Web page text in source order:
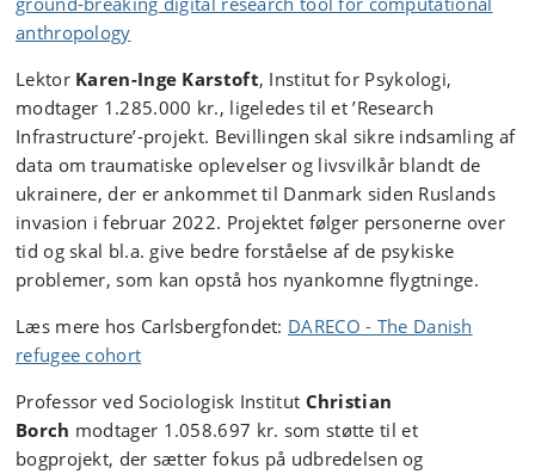
anthropology
Lektor Karen-Inge Karstoft, Institut for Psykologi,
modtager 1.285.000 kr., ligeledes til et ’Research
Infrastructure’-projekt. Bevillingen skal sikre indsamling af
data om traumatiske oplevelser og livsvilkår blandt de
ukrainere, der er ankommet til Danmark siden Ruslands
invasion i februar 2022. Projektet følger personerne over
tid og skal bl.a. give bedre forståelse af de psykiske
problemer, som kan opstå hos nyankomne flygtninge.
Læs mere hos Carlsbergfondet: DARECO - The Danish
refugee cohort
Professor ved Sociologisk Institut Christian
Borch modtager 1.058.697 kr. som støtte til et
bogprojekt, der sætter fokus på udbredelsen og